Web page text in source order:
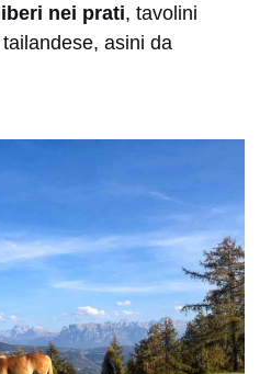
nei prati, tavolini
asini da